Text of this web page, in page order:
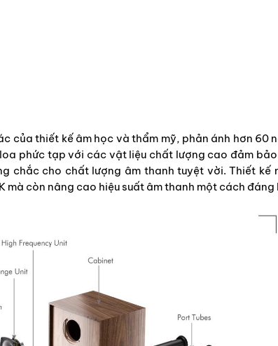
của thiết kế âm học và thẩm mỹ, phản ánh hơn 60
phức tạp với các vật liệu chất lượng cao đảm
chắc cho chất lượng âm thanh tuyệt vời. Thiết kế
mà còn nâng cao hiệu suất âm thanh một cách đáng